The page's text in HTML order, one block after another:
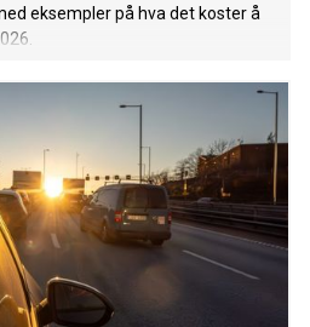
eksempler på hva det koster å